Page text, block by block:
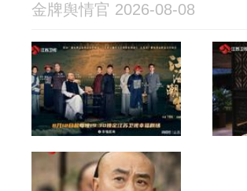
金牌舆情官 2026-08-08